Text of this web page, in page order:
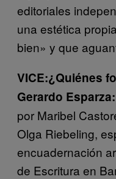
editoriales
una estética
bien» y que
VICE:¿Quiénes
Gerardo Esparza:
por Maribel
Olga Riebeling,
encuadernación
de Escritura en